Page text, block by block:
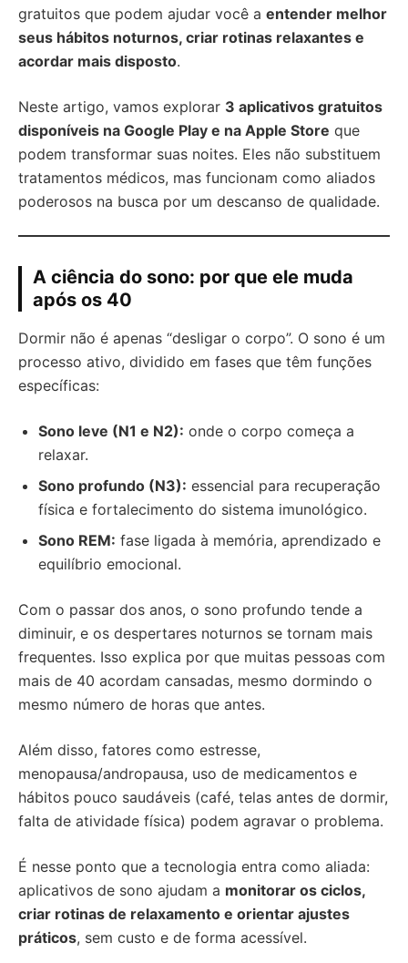
gratuitos que podem ajudar você a entender melhor
seus hábitos noturnos, criar rotinas relaxantes e
acordar mais disposto.
Neste artigo, vamos explorar 3 aplicativos gratuitos
disponíveis na Google Play e na Apple Store que
podem transformar suas noites. Eles não substituem
tratamentos médicos, mas funcionam como aliados
poderosos na busca por um descanso de qualidade.
A ciência do sono: por que ele muda
após os 40
Dormir não é apenas “desligar o corpo”. O sono é um
processo ativo, dividido em fases que têm funções
específicas:
Sono leve (N1 e N2): onde o corpo começa a
relaxar.
Sono profundo (N3): essencial para recuperação
física e fortalecimento do sistema imunológico.
Sono REM: fase ligada à memória, aprendizado e
equilíbrio emocional.
Com o passar dos anos, o sono profundo tende a
diminuir, e os despertares noturnos se tornam mais
frequentes. Isso explica por que muitas pessoas com
mais de 40 acordam cansadas, mesmo dormindo o
mesmo número de horas que antes.
Além disso, fatores como estresse,
menopausa/andropausa, uso de medicamentos e
hábitos pouco saudáveis (café, telas antes de dormir,
falta de atividade física) podem agravar o problema.
É nesse ponto que a tecnologia entra como aliada:
aplicativos de sono ajudam a monitorar os ciclos,
criar rotinas de relaxamento e orientar ajustes
práticos, sem custo e de forma acessível.